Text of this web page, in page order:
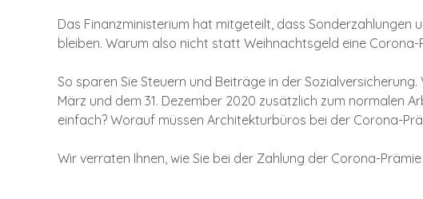
Das Finanzministerium hat mitgeteilt, dass Sonderzahlungen
bleiben. Warum also nicht statt Weihnachtsgeld eine
So sparen Sie Steuern und Beiträge in der
März und dem 31. Dezember 2020 zusätzlich zum normalen
einfach? Worauf müssen Architekturbüros bei der Corona-
Wir verraten Ihnen, wie Sie bei der Zahlung der Corona-